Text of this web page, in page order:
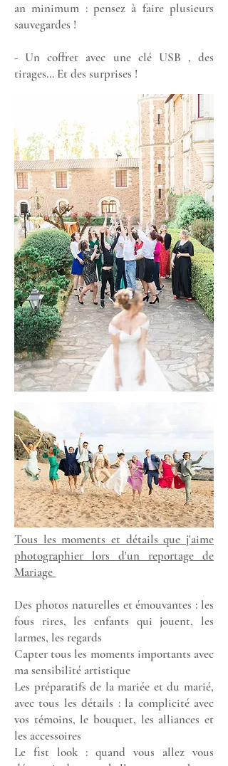
an minimum : pensez à faire plusieurs
sauvegardes !
- Un coffret avec une clé USB , des
tirages... Et des surprises !
Tous les moments et détails que j'aime
photographier lors d'un reportage de
Mariage
Des photos naturelles et émouvantes : les
fous rires, les enfants qui jouent, les
larmes, les regards
Capter tous les moments importants avec
ma sensibilité artistique
Les préparatifs de la mariée et du marié,
avec tous les détails : la complicité avec
vos témoins, le bouquet, les alliances et
les accessoires
Le fist look : quand vous allez vous